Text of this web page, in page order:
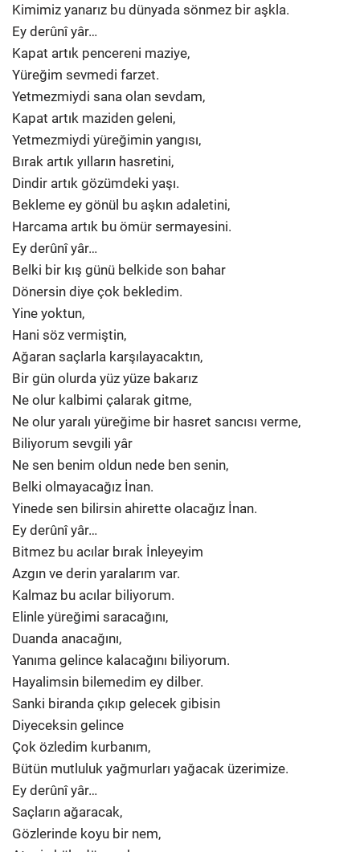
Kimimiz yanarız bu dünyada sönmez bir aşkla.
Ey derûnî yâr…
Kapat artık pencereni maziye,
Yüreğim sevmedi farzet.
Yetmezmiydi sana olan sevdam,
Kapat artık maziden geleni,
Yetmezmiydi yüreğimin yangısı,
Bırak artık yılların hasretini,
Dindir artık gözümdeki yaşı.
Bekleme ey gönül bu aşkın adaletini,
Harcama artık bu ömür sermayesini.
Ey derûnî yâr…
Belki bir kış günü belkide son bahar
Dönersin diye çok bekledim.
Yine yoktun,
Hani söz vermiştin,
Ağaran saçlarla karşılayacaktın,
Bir gün olurda yüz yüze bakarız
Ne olur kalbimi çalarak gitme,
Ne olur yaralı yüreğime bir hasret sancısı verme,
Biliyorum sevgili yâr
Ne sen benim oldun nede ben senin,
Belki olmayacağız İnan.
Yinede sen bilirsin ahirette olacağız İnan.
Ey derûnî yâr…
Bitmez bu acılar bırak İnleyeyim
Azgın ve derin yaralarım var.
Kalmaz bu acılar biliyorum.
Elinle yüreğimi saracağını,
Duanda anacağını,
Yanıma gelince kalacağını biliyorum.
Hayalimsin bilemedim ey dilber.
Sanki biranda çıkıp gelecek gibisin
Diyeceksin gelince
Çok özledim kurbanım,
Bütün mutluluk yağmurları yağacak üzerimize.
Ey derûnî yâr…
Saçların ağaracak,
Gözlerinde koyu bir nem,